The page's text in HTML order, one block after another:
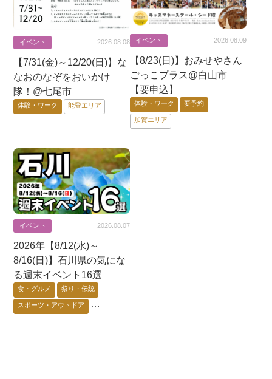
イベント 2026.08.08
【7/31(金)～12/20(日)】な
なおのなぞをおいかけ
隊！@七尾市
体験・ワーク 能登エリア
イベント 2026.08.09
【8/23(日)】おみせやさん
ごっこプラス@白山市
【要申込】
体験・ワーク 要予約
加賀エリア
イベント 2026.08.07
2026年【8/12(水)～
8/16(日)】石川県の気にな
る週末イベント16選
食・グルメ 祭り・伝統
スポーツ・アウトドア